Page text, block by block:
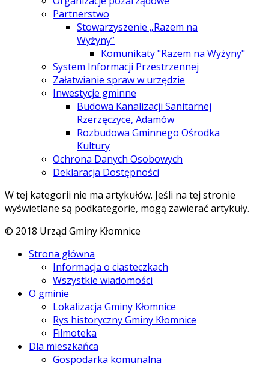
Partnerstwo
Stowarzyszenie „Razem na
Wyżyny”
Komunikaty "Razem na Wyżyny"
System Informacji Przestrzennej
Załatwianie spraw w urzędzie
Inwestycje gminne
Budowa Kanalizacji Sanitarnej
Rzerzęczyce, Adamów
Rozbudowa Gminnego Ośrodka
Kultury
Ochrona Danych Osobowych
Deklaracja Dostępności
W tej kategorii nie ma artykułów. Jeśli na tej stronie
wyświetlane są podkategorie, mogą zawierać artykuły.
© 2018 Urząd Gminy Kłomnice
Strona główna
Informacja o ciasteczkach
Wszystkie wiadomości
O gminie
Lokalizacja Gminy Kłomnice
Rys historyczny Gminy Kłomnice
Filmoteka
Dla mieszkańca
Gospodarka komunalna